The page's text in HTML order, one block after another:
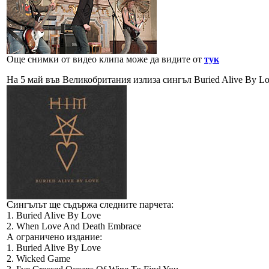
Още снимки от видео клипа може да видите от тук
На 5 май във Великобритания излиза сингъл Buried Alive By
Сингълът ще съдържа следните парчета:
1. Buried Alive By Love
2. When Love And Death Embrace
А ограничено издание:
1. Buried Alive By Love
2. Wicked Game